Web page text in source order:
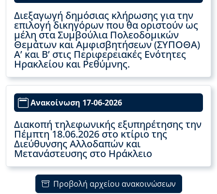
Διεξαγωγή δημόσιας κλήρωσης για την
επιλογή δικηγόρων που θα οριστούν ως
μέλη στα Συμβούλια Πολεοδομικών
Θεμάτων και Αμφισβητήσεων (ΣΥΠΟΘΑ)
Α’ και Β’ στις Περιφερειακές Ενότητες
Ηρακλείου και Ρεθύμνης.
Ανακοίνωση 17-06-2026
Διακοπή τηλεφωνικής εξυπηρέτησης την
Πέμπτη 18.06.2026 στο κτίριο της
Διεύθυνσης Αλλοδαπών και
Μετανάστευσης στο Ηράκλειο
Προβολή αρχείου ανακοινώσεων